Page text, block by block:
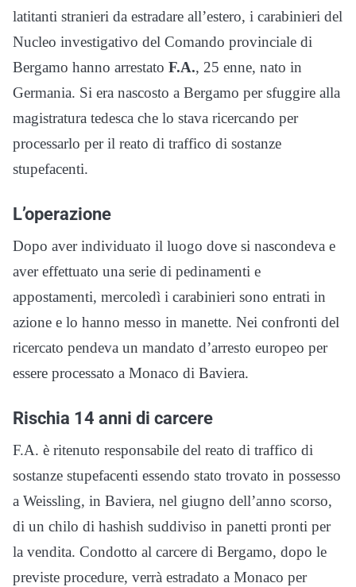
latitanti stranieri da estradare all’estero, i carabinieri del
Nucleo investigativo del Comando provinciale di
Bergamo hanno arrestato F.A., 25 enne, nato in
Germania. Si era nascosto a Bergamo per sfuggire alla
magistratura tedesca che lo stava ricercando per
processarlo per il reato di traffico di sostanze
stupefacenti.
L’operazione
Dopo aver individuato il luogo dove si nascondeva e
aver effettuato una serie di pedinamenti e
appostamenti, mercoledì i carabinieri sono entrati in
azione e lo hanno messo in manette. Nei confronti del
ricercato pendeva un mandato d’arresto europeo per
essere processato a Monaco di Baviera.
Rischia 14 anni di carcere
F.A. è ritenuto responsabile del reato di traffico di
sostanze stupefacenti essendo stato trovato in possesso
a Weissling, in Baviera, nel giugno dell’anno scorso,
di un chilo di hashish suddiviso in panetti pronti per
la vendita. Condotto al carcere di Bergamo, dopo le
previste procedure, verrà estradato a Monaco per